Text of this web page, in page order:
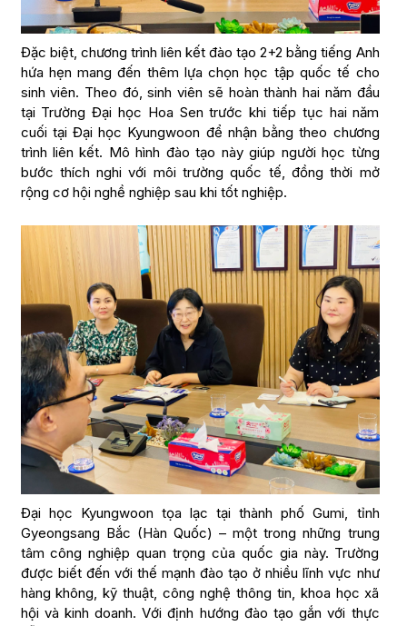
Đặc biệt, chương trình liên kết đào tạo 2+2 bằng tiếng Anh
hứa hẹn mang đến thêm lựa chọn học tập quốc tế cho
sinh viên. Theo đó, sinh viên sẽ hoàn thành hai năm đầu
tại Trường Đại học Hoa Sen trước khi tiếp tục hai năm
cuối tại Đại học Kyungwoon để nhận bằng theo chương
trình liên kết. Mô hình đào tạo này giúp người học từng
bước thích nghi với môi trường quốc tế, đồng thời mở
rộng cơ hội nghề nghiệp sau khi tốt nghiệp.
Đại học Kyungwoon tọa lạc tại thành phố Gumi, tỉnh
Gyeongsang Bắc (Hàn Quốc) – một trong những trung
tâm công nghiệp quan trọng của quốc gia này. Trường
được biết đến với thế mạnh đào tạo ở nhiều lĩnh vực như
hàng không, kỹ thuật, công nghệ thông tin, khoa học xã
hội và kinh doanh. Với định hướng đào tạo gắn với thực